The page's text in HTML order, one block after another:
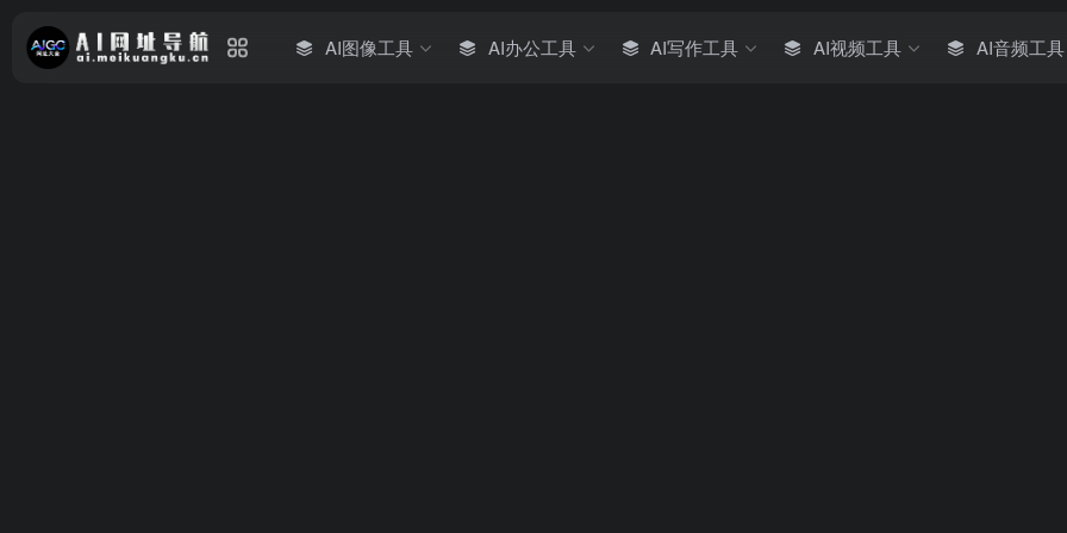
AI图像工具 AI办公工具 AI写作工具 AI视频工具 AI音频工具